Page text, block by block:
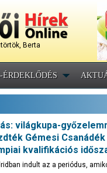
Berta
ÉRDEKLŐDÉS
világkupa-
Gémesi Csanádék
kvalifikációs
indult az a periódus,